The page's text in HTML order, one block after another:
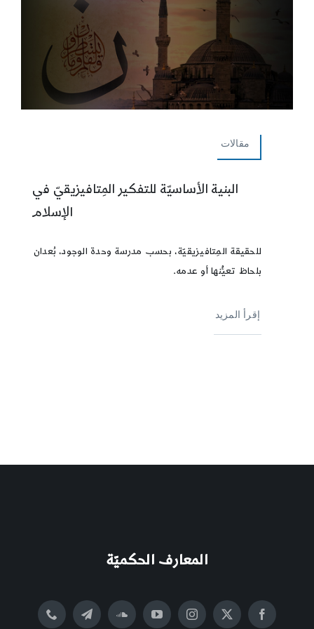
مقالات
البنية الأساسيّة للتفكير المِتافيزيقيّ في
الإسلام
للحقيقة المِتافيزيقيّة، بحسب مدرسة وحدة الوجود، بُعدان
بلحاظ تعيُّنها أو عدمه.
إقرأ المزيد
المعارف الحكميّة